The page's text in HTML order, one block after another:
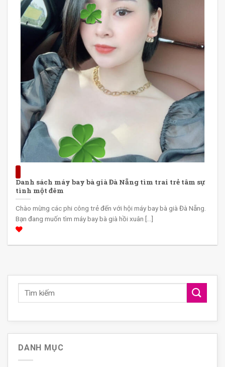
Danh sách máy bay bà già Đà Nẵng tìm trai trẻ tâm sự
tình một đêm
Chào mừng các phi công trẻ đến với hội máy bay bà già Đà Nẵng.
Bạn đang muốn tìm máy bay bà già hồi xuân [...]
DANH MỤC